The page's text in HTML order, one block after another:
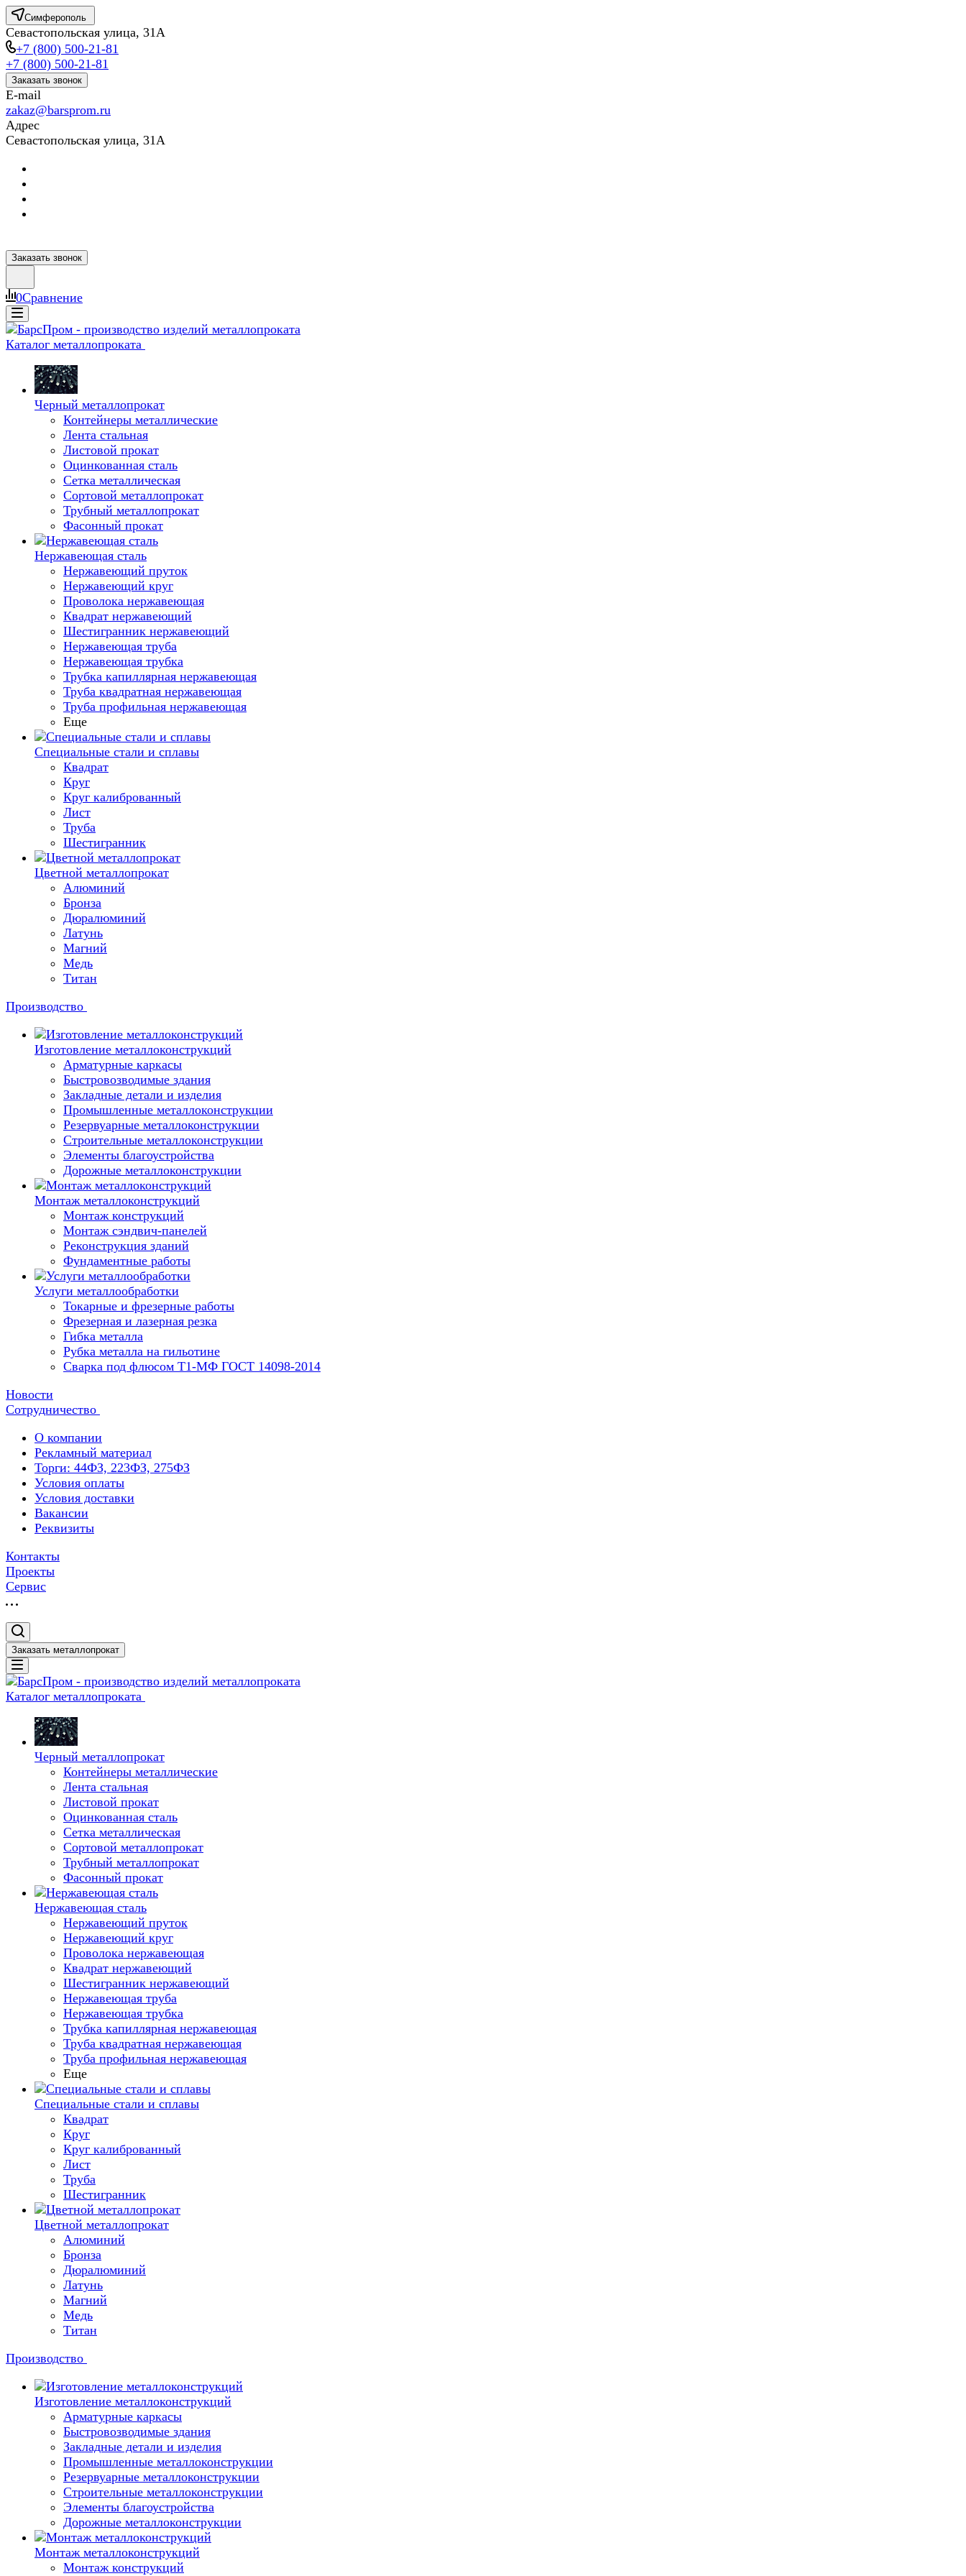
Симферополь
Севастопольская улица, 31А
+7 (800) 500-21-81
+7 (800) 500-21-81
Заказать звонок
E-mail
zakaz@barsprom.ru
Адрес
Севастопольская улица, 31А
Заказать звонок
0Сравнение
Каталог металлопроката
Черный металлопрокат
Контейнеры металлические
Лента стальная
Листовой прокат
Оцинкованная сталь
Сетка металлическая
Сортовой металлопрокат
Трубный металлопрокат
Фасонный прокат
Нержавеющая сталь
Нержавеющий пруток
Нержавеющий круг
Проволока нержавеющая
Квадрат нержавеющий
Шестигранник нержавеющий
Нержавеющая труба
Нержавеющая трубка
Трубка капиллярная нержавеющая
Труба квадратная нержавеющая
Труба профильная нержавеющая
Еще
Специальные стали и сплавы
Квадрат
Круг
Круг калиброванный
Лист
Труба
Шестигранник
Цветной металлопрокат
Алюминий
Бронза
Дюралюминий
Латунь
Магний
Медь
Титан
Производство
Изготовление металлоконструкций
Арматурные каркасы
Быстровозводимые здания
Закладные детали и изделия
Промышленные металлоконструкции
Резервуарные металлоконструкции
Строительные металлоконструкции
Элементы благоустройства
Дорожные металлоконструкции
Монтаж металлоконструкций
Монтаж конструкций
Монтаж сэндвич-панелей
Реконструкция зданий
Фундаментные работы
Услуги металлообработки
Токарные и фрезерные работы
Фрезерная и лазерная резка
Гибка металла
Рубка металла на гильотине
Сварка под флюсом Т1-МФ ГОСТ 14098-2014
Новости
Сотрудничество
О компании
Рекламный материал
Торги: 44ФЗ, 223ФЗ, 275ФЗ
Условия оплаты
Условия доставки
Вакансии
Реквизиты
Контакты
Проекты
Сервис
Заказать металлопрокат
Каталог металлопроката
Черный металлопрокат
Контейнеры металлические
Лента стальная
Листовой прокат
Оцинкованная сталь
Сетка металлическая
Сортовой металлопрокат
Трубный металлопрокат
Фасонный прокат
Нержавеющая сталь
Нержавеющий пруток
Нержавеющий круг
Проволока нержавеющая
Квадрат нержавеющий
Шестигранник нержавеющий
Нержавеющая труба
Нержавеющая трубка
Трубка капиллярная нержавеющая
Труба квадратная нержавеющая
Труба профильная нержавеющая
Еще
Специальные стали и сплавы
Квадрат
Круг
Круг калиброванный
Лист
Труба
Шестигранник
Цветной металлопрокат
Алюминий
Бронза
Дюралюминий
Латунь
Магний
Медь
Титан
Производство
Изготовление металлоконструкций
Арматурные каркасы
Быстровозводимые здания
Закладные детали и изделия
Промышленные металлоконструкции
Резервуарные металлоконструкции
Строительные металлоконструкции
Элементы благоустройства
Дорожные металлоконструкции
Монтаж металлоконструкций
Монтаж конструкций